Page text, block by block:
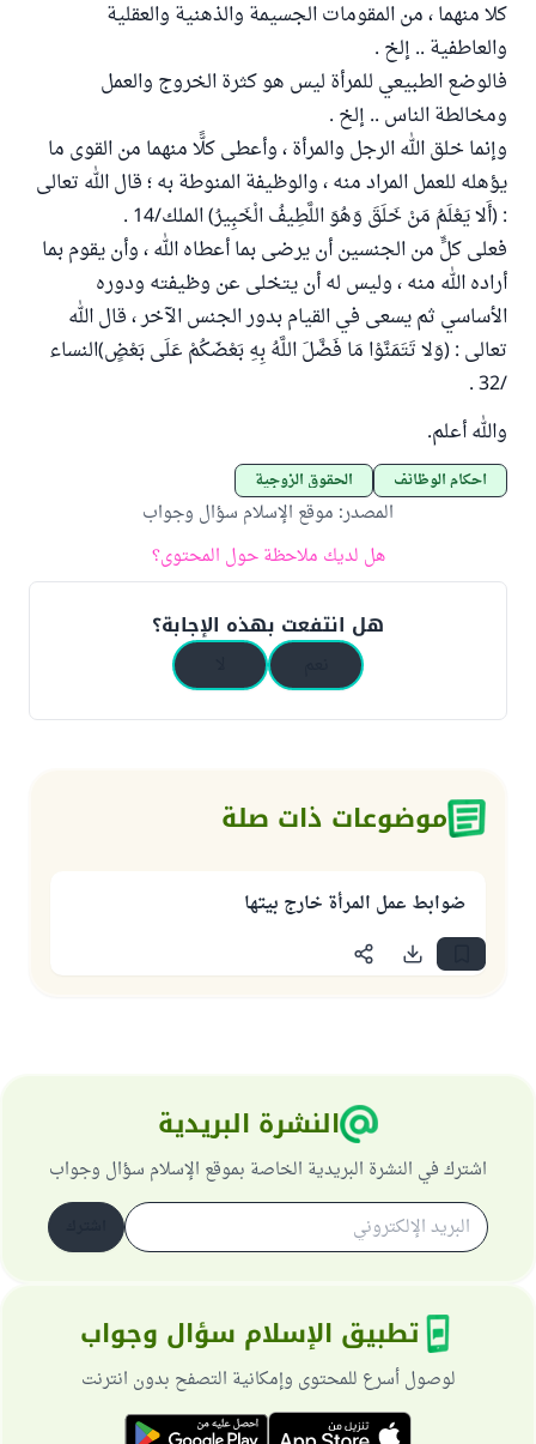
كلا منهما ، من المقومات الجسيمة والذهنية والعقلية
والعاطفية .. إلخ .
فالوضع الطبيعي للمرأة ليس هو كثرة الخروج والعمل
ومخالطة الناس .. إلخ .
وإنما خلق الله الرجل والمرأة ، وأعطى كلًّا منهما من القوى ما
يؤهله للعمل المراد منه ، والوظيفة المنوطة به ؛ قال الله تعالى
: (أَلا يَعْلَمُ مَنْ خَلَقَ وَهُوَ اللَّطِيفُ الْخَبِيرُ) الملك/14 .
فعلى كلٍّ من الجنسين أن يرضى بما أعطاه الله ، وأن يقوم بما
أراده الله منه ، وليس له أن يتخلى عن وظيفته ودوره
الأساسي ثم يسعى في القيام بدور الجنس الآخر ، قال الله
تعالى : (وَلا تَتَمَنَّوْا مَا فَضَّلَ اللَّهُ بِهِ بَعْضَكُمْ عَلَى بَعْضٍ)النساء
/32 .
والله أعلم.
أحكام الوظائف الحقوق الزوجية
المصدر: موقع الإسلام سؤال وجواب
هل لديك ملاحظة حول المحتوى؟
هل انتفعت بهذه الإجابة؟
موضوعات ذات صلة
ضوابط عمل المرأة خارج بيتها
النشرة البريدية
اشترك في النشرة البريدية الخاصة بموقع الإسلام سؤال وجواب
تطبيق الإسلام سؤال وجواب
لوصول أسرع للمحتوى وإمكانية التصفح بدون انترنت